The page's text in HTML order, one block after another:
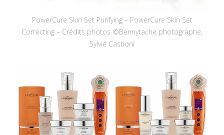
PowerCure Skin Set Purifying – PowerCure Skin Set
Correcting – Crédits photos ©Bennytache photographe,
Sylvie Castioni